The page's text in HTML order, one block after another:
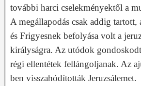
további harci cselekményektől a
A megállapodás csak addig tartott,
és Frigyesnek befolyása volt a
királyságra. Az utódok
régi ellentétek fellángoljanak. Az
ben visszahódították Jeruzsálemet.